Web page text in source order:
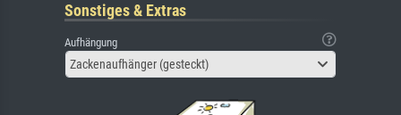
Sonstiges & Extras
Aufhängung
Zackenaufhänger (gesteckt)